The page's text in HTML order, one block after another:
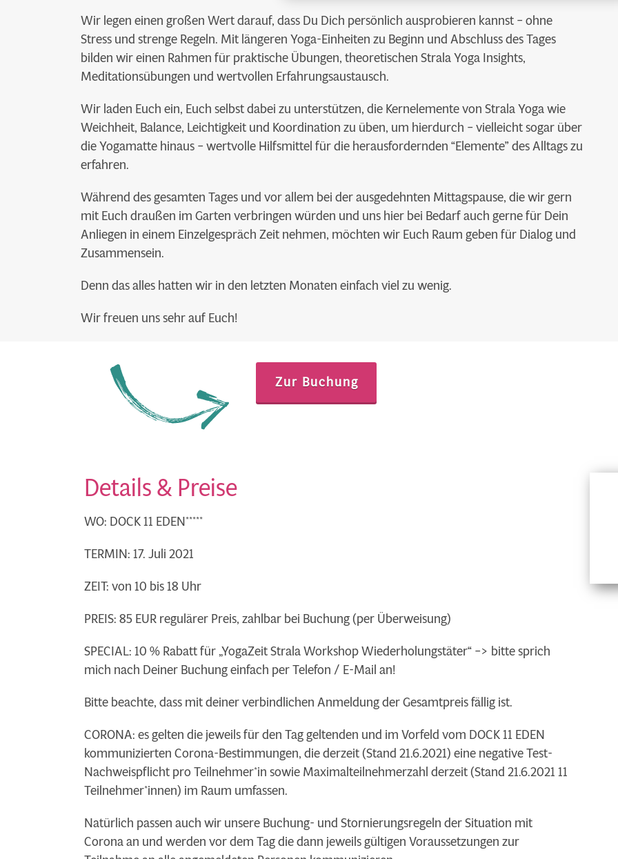
Wir legen einen großen Wert darauf, dass Du Dich persönlich ausprobieren kannst – ohne
Stress und strenge Regeln. Mit längeren Yoga-Einheiten zu Beginn und Abschluss des Tages
bilden wir einen Rahmen für praktische Übungen, theoretischen Strala Yoga Insights,
Meditationsübungen und wertvollen Erfahrungsaustausch.
Wir laden Euch ein, Euch selbst dabei zu unterstützen, die Kernelemente von Strala Yoga wie
Weichheit, Balance, Leichtigkeit und Koordination zu üben, um hierdurch – vielleicht sogar über
die Yogamatte hinaus – wertvolle Hilfsmittel für die herausfordernden “Elemente” des Alltags zu
erfahren.
Während des gesamten Tages und vor allem bei der ausgedehnten Mittagspause, die wir gern
mit Euch draußen im Garten verbringen würden und uns hier bei Bedarf auch gerne für Dein
Anliegen in einem Einzelgespräch Zeit nehmen, möchten wir Euch Raum geben für Dialog und
Zusammensein.
Denn das alles hatten wir in den letzten Monaten einfach viel zu wenig.
Wir freuen uns sehr auf Euch!
Zur Buchung
Details & Preise
WO: DOCK 11 EDEN*****
TERMIN: 17. Juli 2021
ZEIT: von 10 bis 18 Uhr
PREIS: 85 EUR regulärer Preis, zahlbar bei Buchung (per Überweisung)
SPECIAL: 10 % Rabatt für „YogaZeit Strala Workshop Wiederholungstäter“ –> bitte sprich
mich nach Deiner Buchung einfach per Telefon / E-Mail an!
Bitte beachte, dass mit deiner verbindlichen Anmeldung der Gesamtpreis fällig ist.
CORONA: es gelten die jeweils für den Tag geltenden und im Vorfeld vom DOCK 11 EDEN
kommunizierten Corona-Bestimmungen, die derzeit (Stand 21.6.2021) eine negative Test-
Nachweispflicht pro Teilnehmer*in sowie Maximalteilnehmerzahl derzeit (Stand 21.6.2021 11
Teilnehmer*innen) im Raum umfassen.
Natürlich passen auch wir unsere Buchung- und Stornierungsregeln der Situation mit
Corona an und werden vor dem Tag die dann jeweils gültigen Voraussetzungen zur